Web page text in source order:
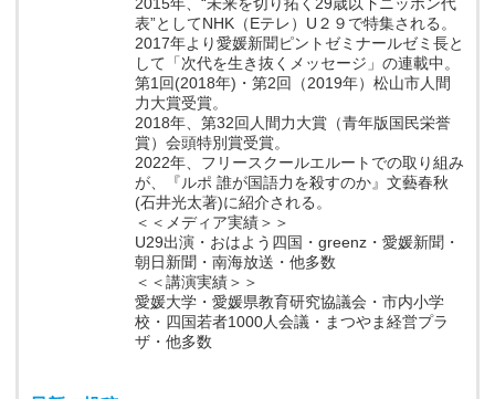
表”としてNHK（Eテレ）U２９で特集される。
2017年より愛媛新聞ピントゼミナールゼミ長と
して「次代を生き抜くメッセージ」の連載中。
第1回(2018年)・第2回（2019年）松山市人間
力大賞受賞。
2018年、第32回人間力大賞（青年版国民栄誉
賞）会頭特別賞受賞。
2022年、フリースクールエルートでの取り組み
が、『ルポ 誰が国語力を殺すのか』文藝春秋
(石井光太著)に紹介される。
＜＜メディア実績＞＞
U29出演・おはよう四国・greenz・愛媛新聞・
朝日新聞・南海放送・他多数
＜＜講演実績＞＞
愛媛大学・愛媛県教育研究協議会・市内小学
校・四国若者1000人会議・まつやま経営プラ
ザ・他多数